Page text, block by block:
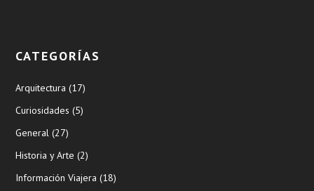
CATEGORÍAS
Arquitectura (17)
Curiosidades (5)
General (27)
Historia y Arte (2)
Información Viajera (18)